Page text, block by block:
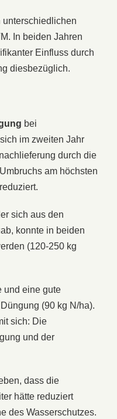
unterschiedlichen
In beiden Jahren
Einfluss durch
diesbezüglich.
bei
im zweiten Jahr
durch die
am höchsten
sich aus den
konnte in beiden
(120-250 kg
und eine gute
(90 kg N/ha).
sich: Die
und der
dass die
hätte reduziert
des Wasserschutzes.